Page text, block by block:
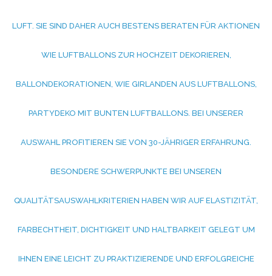
UFT. SIE SIND DAHER AUCH BESTENS BERATEN FÜR AKTIONEN W
IE LUFTBALLONS ZUR HOCHZEIT DEKORIEREN, B
ALLONDEKORATIONEN, WIE GIRLANDEN AUS LUFTBALLONS, P
ARTYDEKO MIT BUNTEN LUFTBALLONS. BEI UNSERER A
USWAHL PROFITIEREN SIE VON 30-JÄHRIGER ERFAHRUNG. B
ESONDERE SCHWERPUNKTE BEI UNSEREN Q
UALITÄTSAUSWAHLKRITERIEN HABEN WIR AUF ELASTIZITÄT, F
ARBECHTHEIT, DICHTIGKEIT UND HALTBARKEIT GELEGT UM I
HNEN EINE LEICHT ZU PRAKTIZIERENDE UND ERFOLGREICHE V